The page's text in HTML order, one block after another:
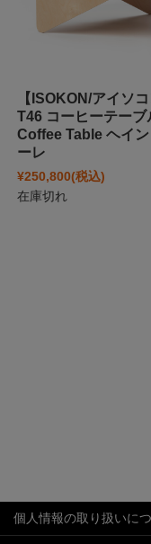
【ISOKON/アイソコ
T46 コーヒーテーブ
Coffee Table ヘイン
ーレ
¥250,800(税込)
在庫切れ
個人情報の取り扱いに